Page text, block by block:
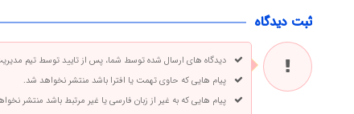
ثبت دیدگاه
دیدگاه های ارسال شده توسط شما، پس از تایید توسط تیم
پیام هایی که حاوی تهمت یا افترا باشد منتشر نخواهد شد.
پیام هایی که به غیر از زبان فارسی یا غیر مرتبط باشد منتشر